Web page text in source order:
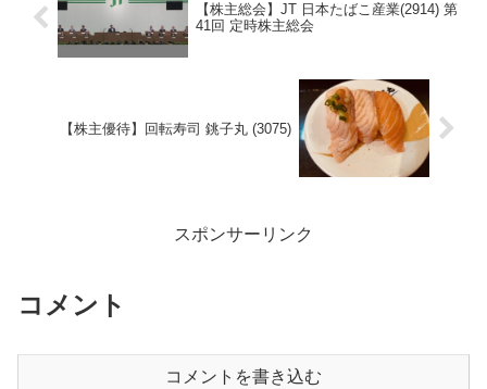
【株主総会】JT 日本たばこ産業(2914) 第
41回 定時株主総会
【株主優待】回転寿司 銚子丸 (3075)
スポンサーリンク
コメント
コメントを書き込む